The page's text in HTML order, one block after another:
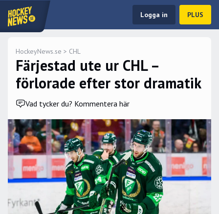
Logga in PLUS
HockeyNews.se > CHL
Färjestad ute ur CHL –
förlorade efter stor dramatik
Vad tycker du? Kommentera här